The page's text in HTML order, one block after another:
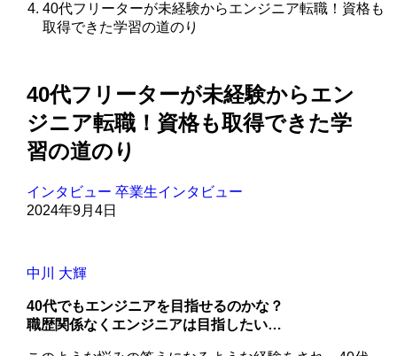
40代フリーターが未経験からエンジニア転職！資格も
取得できた学習の道のり
40代フリーターが未経験からエン
ジニア転職！資格も取得できた学
習の道のり
インタビュー卒業生インタビュー
2024年9月4日
中川 大輝
40代でもエンジニアを目指せるのかな？
職歴関係なくエンジニアは目指したい…